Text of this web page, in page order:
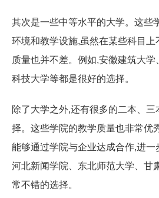
其次是一些中等水平的大学。这些
环境和教学设施,虽然在某些科目
质量也并不差。例如,安徽建筑大
科技大学等都是很好的选择。
除了大学之外,还有很多的二本、
择。这些学院的教学质量也非常优
能够通过学院与企业达成合作,进一
河北新闻学院、东北师范大学、甘
常不错的选择。